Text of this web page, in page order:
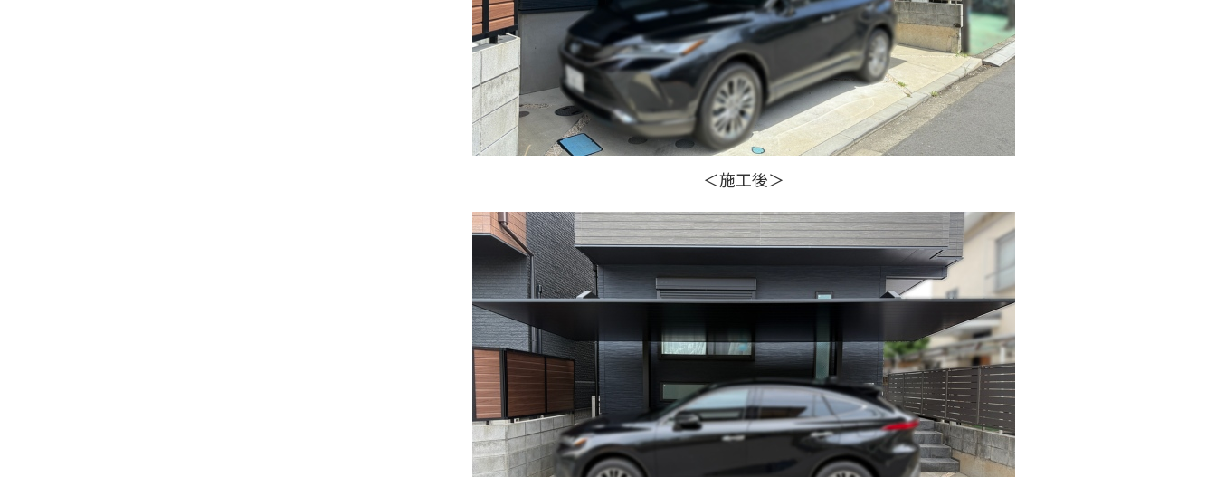
＜施工後＞